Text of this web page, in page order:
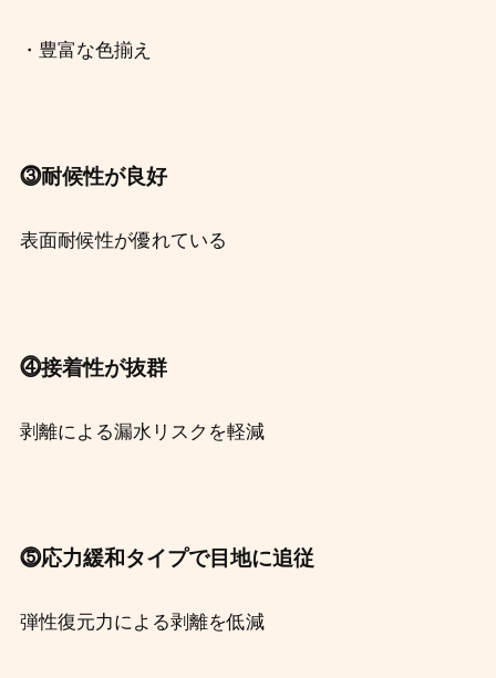
・豊富な色揃え
⓷耐候性が良好
表面耐候性が優れている
⓸接着性が抜群
剥離による漏水リスクを軽減
⓹応力緩和タイプで目地に追従
弾性復元力による剥離を低減